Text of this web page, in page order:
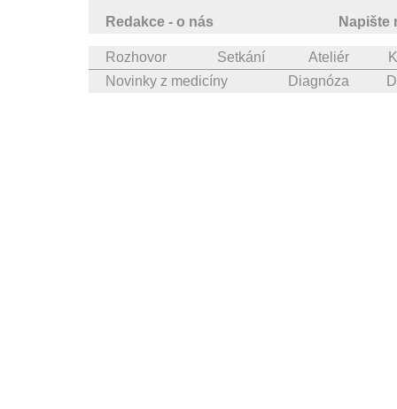
Redakce - o nás Napište
Rozhovor Setkání Ateliér
Novinky z medicíny
Diagnóza